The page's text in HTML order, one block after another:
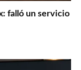
falló un servicio